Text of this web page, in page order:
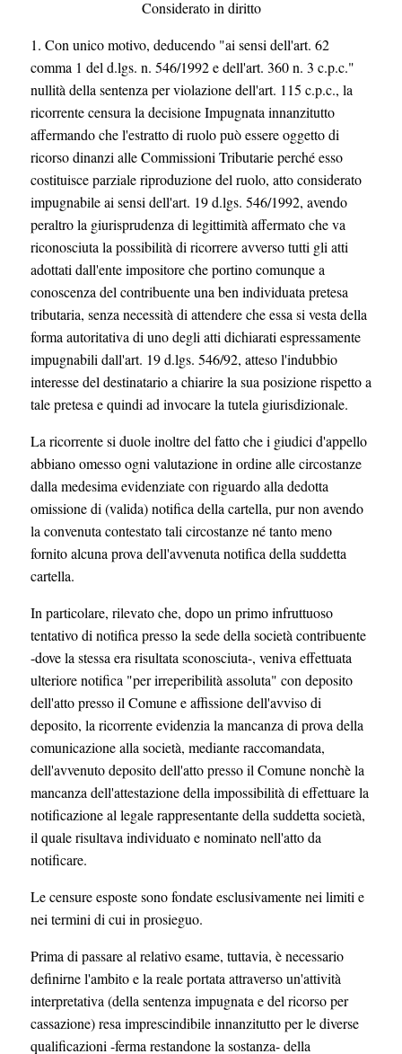
Considerato in diritto
1. Con unico motivo, deducendo "ai sensi dell'art. 62
comma 1 del d.lgs. n. 546/1992 e dell'art. 360 n. 3 c.p.c."
nullità della sentenza per violazione dell'art. 115 c.p.c., la
ricorrente censura la decisione Impugnata innanzitutto
affermando che l'estratto di ruolo può essere oggetto di
ricorso dinanzi alle Commissioni Tributarie perché esso
costituisce parziale riproduzione del ruolo, atto considerato
impugnabile ai sensi dell'art. 19 d.lgs. 546/1992, avendo
peraltro la giurisprudenza di legittimità affermato che va
riconosciuta la possibilità di ricorrere avverso tutti gli atti
adottati dall'ente impositore che portino comunque a
conoscenza del contribuente una ben individuata pretesa
tributaria, senza necessità di attendere che essa si vesta della
forma autoritativa di uno degli atti dichiarati espressamente
impugnabili dall'art. 19 d.lgs. 546/92, atteso l'indubbio
interesse del destinatario a chiarire la sua posizione rispetto a
tale pretesa e quindi ad invocare la tutela giurisdizionale.
La ricorrente si duole inoltre del fatto che i giudici d'appello
abbiano omesso ogni valutazione in ordine alle circostanze
dalla medesima evidenziate con riguardo alla dedotta
omissione di (valida) notifica della cartella, pur non avendo
la convenuta contestato tali circostanze né tanto meno
fornito alcuna prova dell'avvenuta notifica della suddetta
cartella.
In particolare, rilevato che, dopo un primo infruttuoso
tentativo di notifica presso la sede della società contribuente
-dove la stessa era risultata sconosciuta-, veniva effettuata
ulteriore notifica "per irreperibilità assoluta" con deposito
dell'atto presso il Comune e affissione dell'avviso di
deposito, la ricorrente evidenzia la mancanza di prova della
comunicazione alla società, mediante raccomandata,
dell'avvenuto deposito dell'atto presso il Comune nonchè la
mancanza dell'attestazione della impossibilità di effettuare la
notificazione al legale rappresentante della suddetta società,
il quale risultava individuato e nominato nell'atto da
notificare.
Le censure esposte sono fondate esclusivamente nei limiti e
nei termini di cui in prosieguo.
Prima di passare al relativo esame, tuttavia, è necessario
definirne l'ambito e la reale portata attraverso un'attività
interpretativa (della sentenza impugnata e del ricorso per
cassazione) resa imprescindibile innanzitutto per le diverse
qualificazioni -ferma restandone la sostanza- della